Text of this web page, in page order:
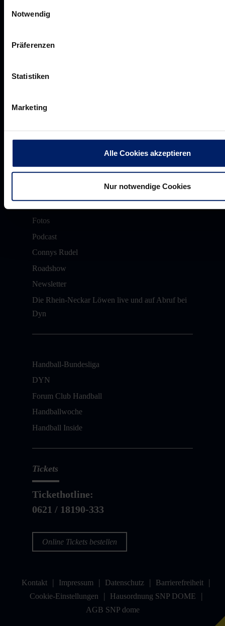
Notwendig
Präferenzen
Statistiken
Marketing
Alle Cookies akzeptieren
Nur notwendige Cookies
Ansatz, Strategie & Ziele
Löwenherz
Fotos
Podcast
Connys Rudel
Roadshow
Newsletter
Die Rhein-Neckar Löwen live und auf Abruf bei
Dyn
Handball-Bundesliga
DYN
Forum Club Handball
Handballwoche
Handball Inside
Tickets
Tickethotline:
0621 / 18190-333
Online Tickets bestellen
Kontakt Impressum Datenschutz
Barrierefreiheit
Cookie-Einstellungen
Hausordnung SNP DOME
AGB SNP dome